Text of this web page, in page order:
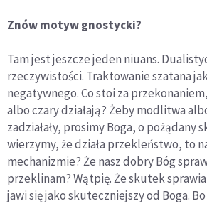
Znów motyw gnostycki?
Tam jest jeszcze jeden niuans.
rzeczywistości. Traktowanie szatana
negatywnego. Co stoi za
albo czary działają? Żeby modlitwa
zadziałały, prosimy Boga, o pożądany
wierzymy, że działa przekleństwo, to
mechanizmie? Że nasz dobry Bóg
przeklinam? Wątpię. Że skutek
jawi się jako skuteczniejszy od Boga.